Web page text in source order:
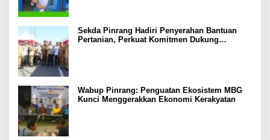
Sekda Pinrang Hadiri Penyerahan Bantuan
Pertanian, Perkuat Komitmen Dukung
Wabup Pinrang: Penguatan Ekosistem MBG
Kunci Menggerakkan Ekonomi Kerakyatan